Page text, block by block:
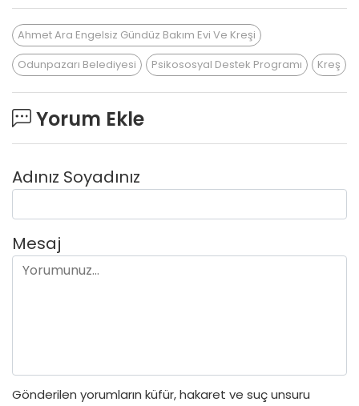
Ahmet Ara Engelsiz Gündüz Bakım Evi Ve Kreşi
Odunpazarı Belediyesi
Psikososyal Destek Programı Kreş
Yorum Ekle
Adınız Soyadınız
Mesaj
Gönderilen yorumların küfür, hakaret ve suç unsuru